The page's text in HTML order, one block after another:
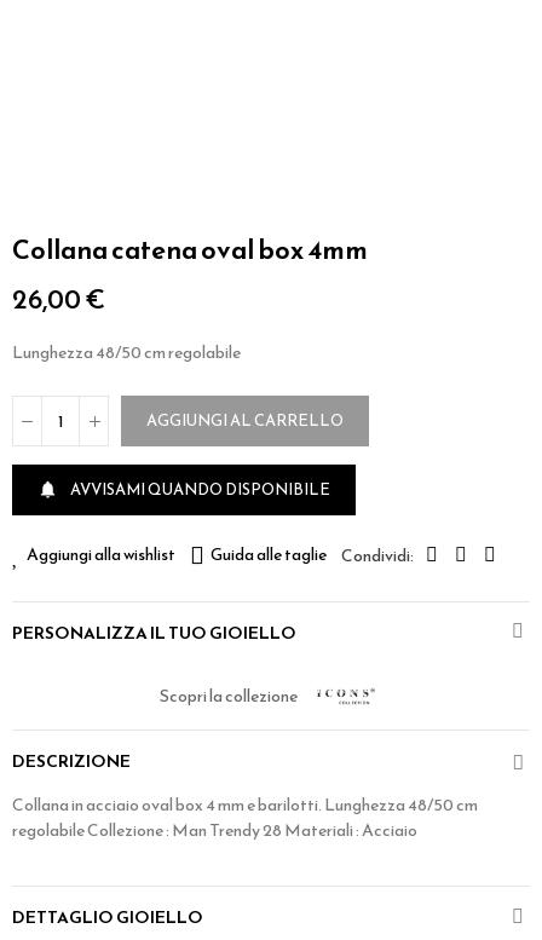
Collana catena oval box 4mm
26,00 €
Lunghezza 48/50 cm regolabile
AGGIUNGI AL CARRELLO
 AVVISAMI QUANDO DISPONIBILE
Aggiungi alla wishlist Guida alle taglie
PERSONALIZZA IL TUO GIOIELLO
Scopri la collezione
DESCRIZIONE
Collana in acciaio oval box 4 mm e barilotti. Lunghezza 48/50 cm
regolabile Collezione : Man Trendy 28 Materiali : Acciaio
DETTAGLIO GIOIELLO